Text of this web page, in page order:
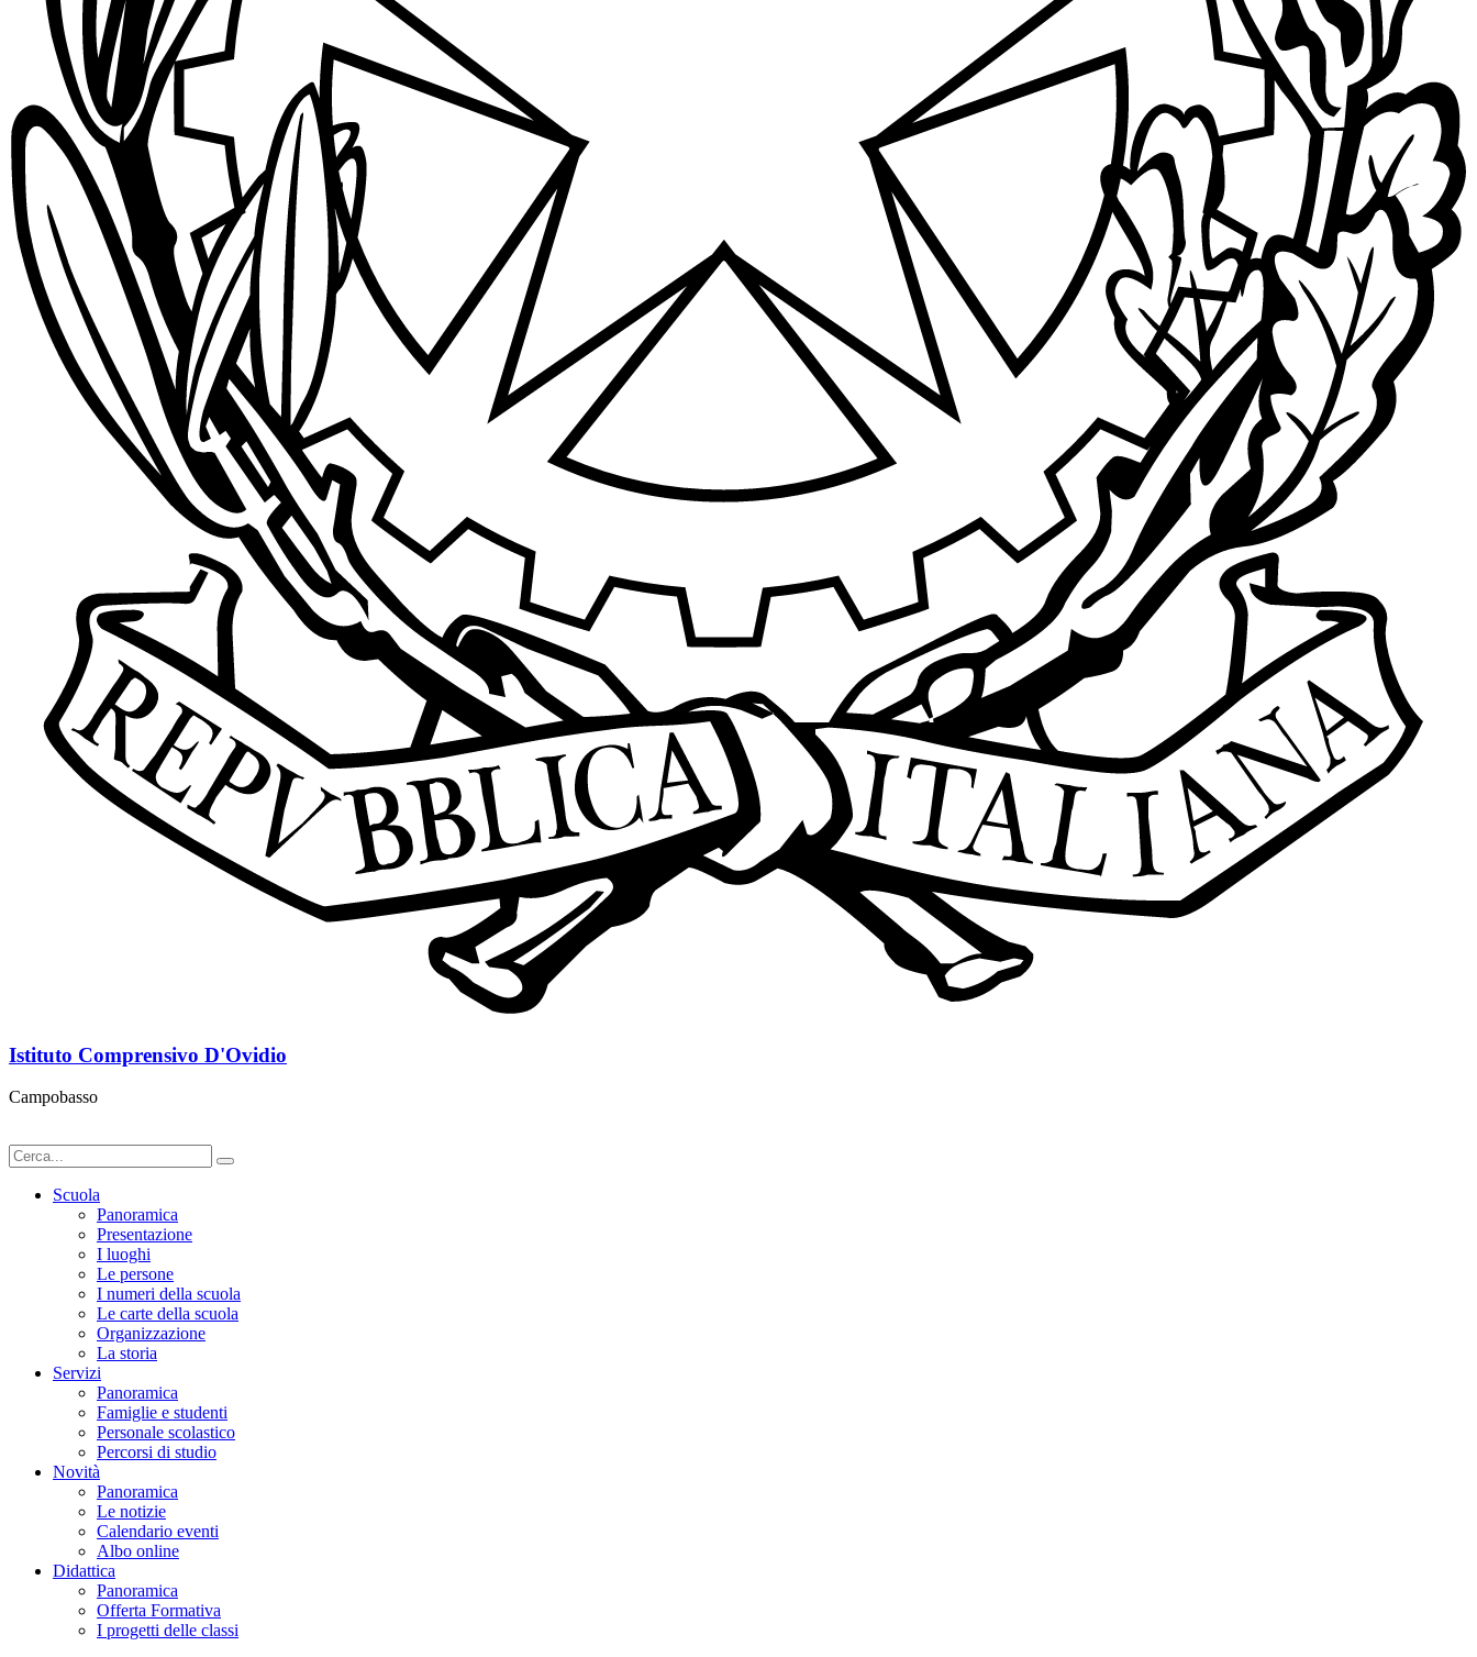
Istituto Comprensivo D'Ovidio
Campobasso
Scuola
Panoramica
Presentazione
I luoghi
Le persone
I numeri della scuola
Le carte della scuola
Organizzazione
La storia
Servizi
Panoramica
Famiglie e studenti
Personale scolastico
Percorsi di studio
Novità
Panoramica
Le notizie
Calendario eventi
Albo online
Didattica
Panoramica
Offerta Formativa
I progetti delle classi